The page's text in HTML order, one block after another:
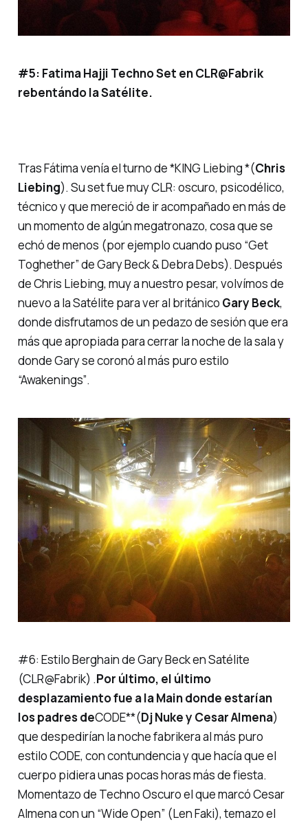
#5: Fatima Hajji Techno Set en CLR@Fabrik
rebentándo la Satélite.
Tras Fátima venía el turno de *KING Liebing *(Chris
Liebing). Su set fue muy CLR: oscuro, psicodélico,
técnico y que mereció de ir acompañado en más de
un momento de algún megatronazo, cosa que se
echó de menos (por ejemplo cuando puso “Get
Toghether”de Gary Beck & Debra Debs). Después
de Chris Liebing, muy a nuestro pesar, volvímos de
nuevo a la Satélite para ver al británico Gary Beck,
donde disfrutamos de un pedazo de sesión que era
más que apropiada para cerrar la noche de la sala y
donde Gary se coronó al más puro estilo
“Awakenings”.
#6: Estilo Berghain de Gary Beck en Satélite
(CLR@Fabrik) .Por último, el último
desplazamiento fue a la Main donde estarían
los padres deCODE**(Dj Nuke y Cesar Almena)
que despedirían la noche fabrikera al más puro
estilo CODE, con contundencia y que hacía que el
cuerpo pidiera unas pocas horas más de fiesta.
Momentazo de Techno Oscuroel que marcó Cesar
Almena con un “Wide Open” (Len Faki), temazo el